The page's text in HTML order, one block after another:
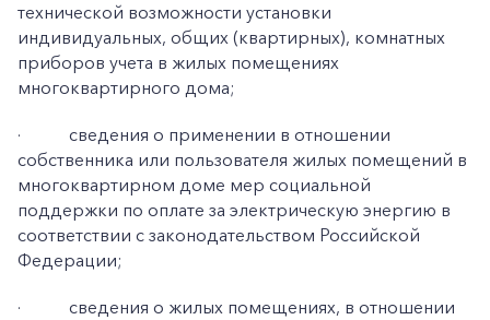
технической возможности установки
индивидуальных, общих (квартирных), комнатных
приборов учета в жилых помещениях
многоквартирного дома;
·
сведения о применении в отношении
собственника или пользователя жилых помещений в
многоквартирном доме мер социальной
поддержки по оплате за электрическую энергию в
соответствии с законодательством Российской
Федерации;
·
сведения о жилых помещениях, в отношении